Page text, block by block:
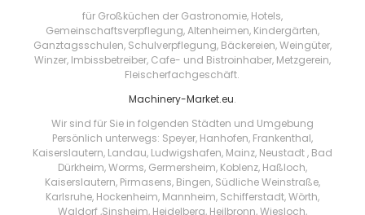
für Großküchen der Gastronomie, Hotels,
Gemeinschaftsverpflegung, Altenheimen, Kindergärten,
Ganztagsschulen, Schulverpflegung, Bäckereien, Weingüter,
Winzer, Imbissbetreiber, Cafe- und Bistroinhaber, Metzgerein,
Fleischerfachgeschäft.
Machinery-Market.eu.
Wir sind für Sie in folgenden Städten und Umgebung
Persönlich unterwegs: Speyer, Hanhofen, Frankenthal,
Kaiserslautern, Landau, Ludwigshafen, Mainz, Neustadt , Bad
Dürkheim, Worms, Germersheim, Koblenz, Haßloch,
Kaiserslautern, Pirmasens, Bingen, Südliche Weinstraße,
Karlsruhe, Hockenheim, Mannheim, Schifferstadt, Wörth,
Waldorf ,Sinsheim, Heidelberg, Heilbronn, Wiesloch,